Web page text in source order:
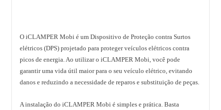
O iCLAMPER Mobi é um Dispositivo de Proteção contra Surtos
elétricos (DPS) projetado para proteger veículos elétricos contra
picos de energia. Ao utilizar o iCLAMPER Mobi, você pode
garantir uma vida útil maior para o seu veículo elétrico, evitando
danos e reduzindo a necessidade de reparos e substituição de peças.
A instalação do iCLAMPER Mobi é simples e prática. Basta